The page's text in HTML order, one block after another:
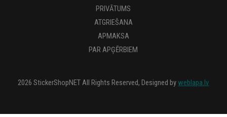
PRIVĀTUMS
ATGRIEŠANA
APMAKSA
PAR APĢĒRBIEM
2026 StickerShopNET All Rights Reserved, Designed by weblapa.lv